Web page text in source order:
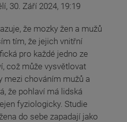
30. Září 2024, 19:19
že mozky žen a mužů
tím, že jejich vnitřní
pro každé jedno ze
což může vysvětlovat
mezi chováním mužů a
že pohlaví má lidská
fyziologicky. Studie
do sebe zapadají jako